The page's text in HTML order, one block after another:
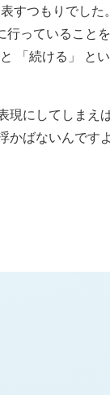
すつもりでし
っていること
「続ける」 と
現にしてしまえ
かばないんです